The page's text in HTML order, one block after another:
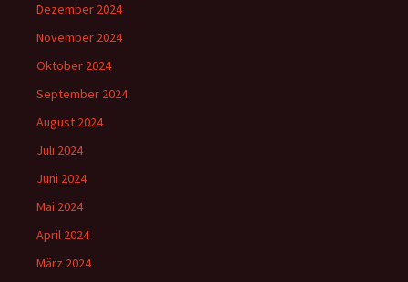
Dezember 2024
November 2024
Oktober 2024
September 2024
August 2024
Juli 2024
Juni 2024
Mai 2024
April 2024
März 2024